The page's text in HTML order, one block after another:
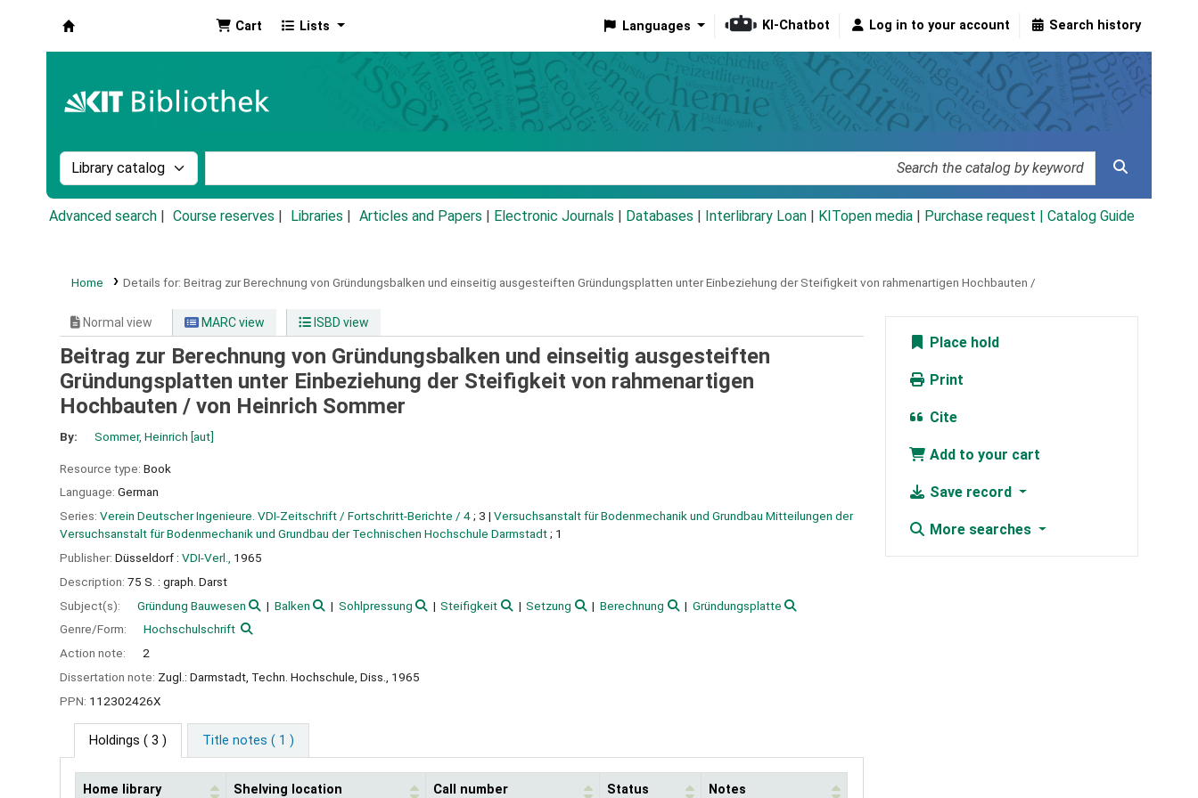
Cart Lists Languages KI-Chatbot Log in to your account Search history
Search the catalog by:
Advanced search Course reserves Libraries Articles and Papers Electronic Journals Databases Interlibrary Loan KITopen media Purchase request | Catalog Guide
Home Details for: Beitrag zur Berechnung von Gründungsbalken und einseitig ausgesteiften Gründungsplatten unter Einbeziehung der Steifigkeit von rahmenartigen Hochbauten /
Normal view MARC view ISBD view
Beitrag zur Berechnung von Gründungsbalken und einseitig ausgesteiften
Gründungsplatten unter Einbeziehung der Steifigkeit von rahmenartigen
Hochbauten / von Heinrich Sommer
By: Sommer, Heinrich [aut]
Resource type: Book
Language: German
Series: Verein Deutscher Ingenieure. VDI-Zeitschrift / Fortschritt-Berichte / 4; 3 | Versuchsanstalt für Bodenmechanik und Grundbau Mitteilungen der
Versuchsanstalt für Bodenmechanik und Grundbau der Technischen Hochschule Darmstadt; 1
Publisher: Düsseldorf : VDI-Verl.,
1965
Description: 75 S. : graph. Darst
Subject(s):
Gründung Bauwesen Balken Sohlpressung Steifigkeit Setzung Berechnung
Gründungsplatte
Genre/Form:
Hochschulschrift
Action note:
2
Dissertation note: Zugl.: Darmstadt, Techn. Hochschule, Diss., 1965
PPN: 112302426X
Holdings ( 3 ) Title notes ( 1 )
Home library Shelving location Call number Status Notes
Place hold
Print
Cite
Add to your cart
Save record
More searches